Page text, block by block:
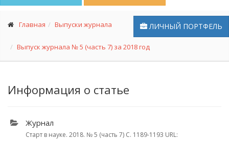
ЛИЧНЫЙ ПОРТФЕЛЬ
Главная Выпуски журнала
Выпуск журнала № 5 (часть 7) за 2018 год
Информация о статье
Журнал
Старт в науке. 2018. № 5 (часть 7) С. 1189-1193 URL: